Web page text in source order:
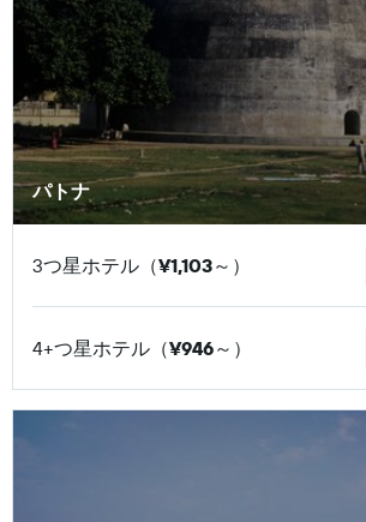
パトナ
3つ星ホテル（¥1,103​～）
4+つ星ホテル（¥946​～）